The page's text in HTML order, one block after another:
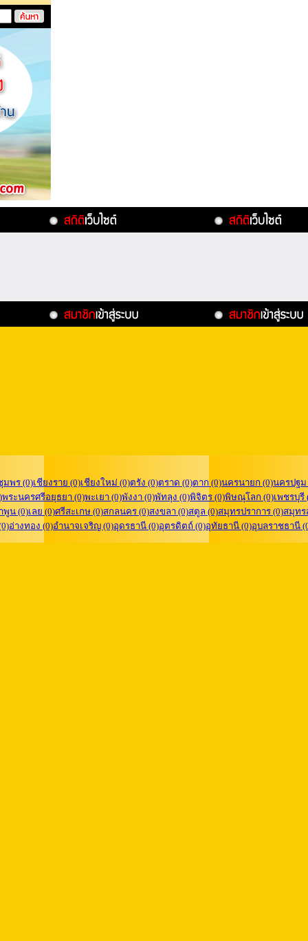
มพร (0)เชียงราย (0)เชียงใหม่ (0)ตรัง (0)ตราด (0)ตาก (0)นครนายก (0)นครปฐม
พระนครศรีอยุธยา (0)พะเยา (0)พังงา (0)พัทลุง (0)พิจิตร (0)พิษณุโลก (0)เพชรบุรี
พูน (0)เลย (0)ศรีสะเกษ (0)สกลนคร (0)สงขลา (0)สตูล (0)สมุทรปราการ (0)สมุทร
อ่างทอง (0)อำนาจเจริญ (0)อุดรธานี (0)อุตรดิตถ์ (0)อุทัยธานี (0)อุบลราชธานี